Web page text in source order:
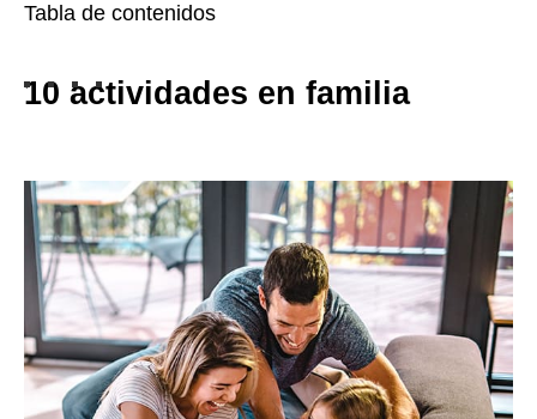
Tabla de contenidos
10 actividades en familia